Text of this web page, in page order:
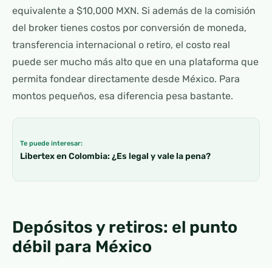
equivalente a $10,000 MXN. Si además de la comisión
del broker tienes costos por conversión de moneda,
transferencia internacional o retiro, el costo real
puede ser mucho más alto que en una plataforma que
permita fondear directamente desde México. Para
montos pequeños, esa diferencia pesa bastante.
Te puede interesar:
Libertex en Colombia: ¿Es legal y vale la pena?
Depósitos y retiros: el punto
débil para México